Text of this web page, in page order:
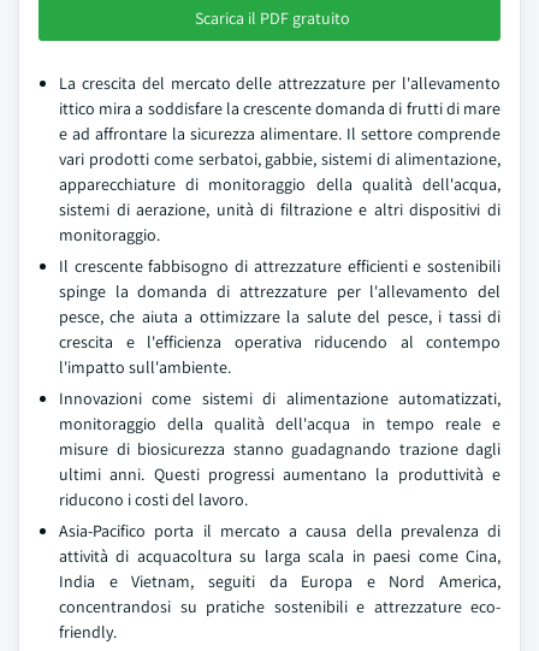
Scarica il PDF gratuito
La crescita del mercato delle attrezzature per l'allevamento
ittico mira a soddisfare la crescente domanda di frutti di mare
e ad affrontare la sicurezza alimentare. Il settore comprende
vari prodotti come serbatoi, gabbie, sistemi di alimentazione,
apparecchiature di monitoraggio della qualità dell'acqua,
sistemi di aerazione, unità di filtrazione e altri dispositivi di
monitoraggio.
Il crescente fabbisogno di attrezzature efficienti e sostenibili
spinge la domanda di attrezzature per l'allevamento del
pesce, che aiuta a ottimizzare la salute del pesce, i tassi di
crescita e l'efficienza operativa riducendo al contempo
l'impatto sull'ambiente.
Innovazioni come sistemi di alimentazione automatizzati,
monitoraggio della qualità dell'acqua in tempo reale e
misure di biosicurezza stanno guadagnando trazione dagli
ultimi anni. Questi progressi aumentano la produttività e
riducono i costi del lavoro.
Asia-Pacifico porta il mercato a causa della prevalenza di
attività di acquacoltura su larga scala in paesi come Cina,
India e Vietnam, seguiti da Europa e Nord America,
concentrandosi su pratiche sostenibili e attrezzature eco-
friendly.